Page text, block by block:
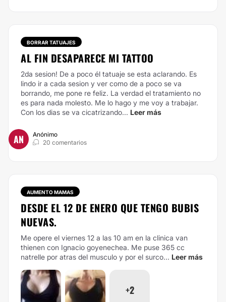
BORRAR TATUAJES
AL FIN DESAPARECE MI TATTOO
2da sesion! De a poco él tatuaje se esta aclarando. Es
lindo ir a cada sesion y ver como de a poco se va
borrando, me pone re feliz. La verdad el tratamiento no
es para nada molesto. Me lo hago y me voy a trabajar.
Con los dias se va cicatrizando... Leer más
AN
Anónimo
20 comentarios
AUMENTO MAMAS
DESDE EL 12 DE ENERO QUE TENGO BUBIS
NUEVAS.
Me opere el viernes 12 a las 10 am en la clinica van
thienen con Ignacio goyenechea. Me puse 365 cc
natrelle por atras del musculo y por el surco... Leer más
+2